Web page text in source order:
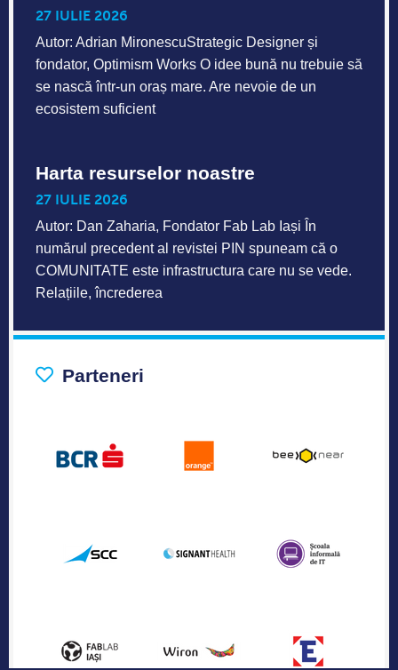
27 IULIE 2026
Autor: Adrian MironescuStrategic Designer și
fondator, Optimism Works O idee bună nu trebuie să
se nască într-un oraș mare. Are nevoie de un
ecosistem suficient
Harta resurselor noastre
27 IULIE 2026
Autor: Dan Zaharia, Fondator Fab Lab Iași În
numărul precedent al revistei PIN spuneam că o
COMUNITATE este infrastructura care nu se vede.
Relațiile, încrederea
Parteneri